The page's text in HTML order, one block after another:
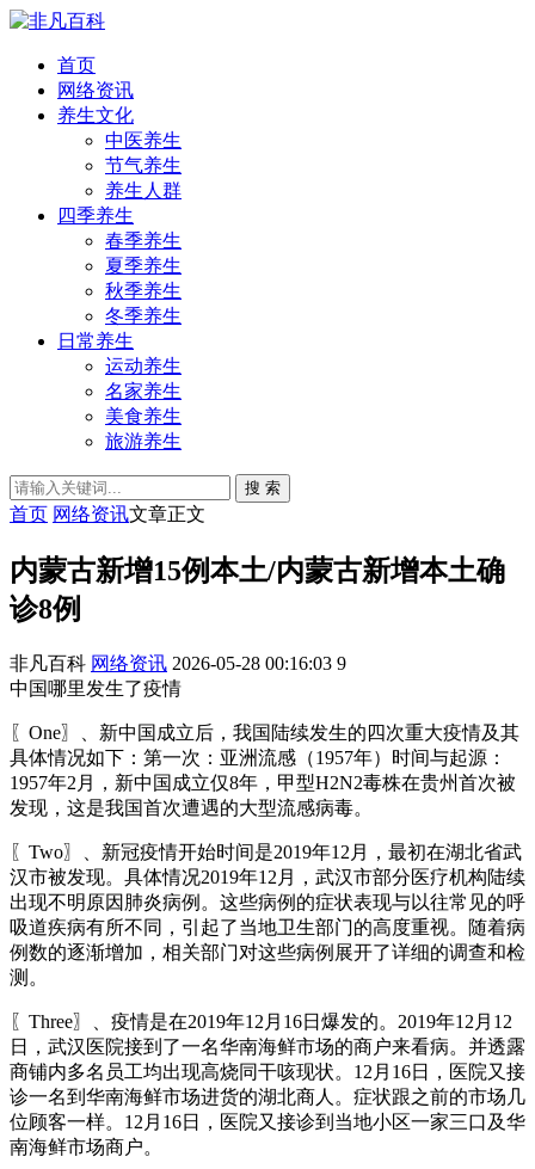
首页
网络资讯
养生文化
中医养生
节气养生
养生人群
四季养生
春季养生
夏季养生
秋季养生
冬季养生
日常养生
运动养生
名家养生
美食养生
旅游养生
搜 索
首页 网络资讯文章正文
内蒙古新增15例本土/内蒙古新增本土确
诊8例
非凡百科 网络资讯 2026-05-28 00:16:03 9
中国哪里发生了疫情
〖One〗、新中国成立后，我国陆续发生的四次重大疫情及其
具体情况如下：第一次：亚洲流感（1957年）时间与起源：
1957年2月，新中国成立仅8年，甲型H2N2毒株在贵州首次被
发现，这是我国首次遭遇的大型流感病毒。
〖Two〗、新冠疫情开始时间是2019年12月，最初在湖北省武
汉市被发现。具体情况2019年12月，武汉市部分医疗机构陆续
出现不明原因肺炎病例。这些病例的症状表现与以往常见的呼
吸道疾病有所不同，引起了当地卫生部门的高度重视。随着病
例数的逐渐增加，相关部门对这些病例展开了详细的调查和检
测。
〖Three〗、疫情是在2019年12月16日爆发的。2019年12月12
日，武汉医院接到了一名华南海鲜市场的商户来看病。并透露
商铺内多名员工均出现高烧同干咳现状。12月16日，医院又接
诊一名到华南海鲜市场进货的湖北商人。症状跟之前的市场几
位顾客一样。12月16日，医院又接诊到当地小区一家三口及华
南海鲜市场商户。